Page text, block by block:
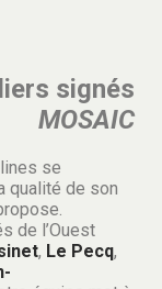
signés
MOSAIC
se
qualité de son
de l’Ouest
, Le Pecq,